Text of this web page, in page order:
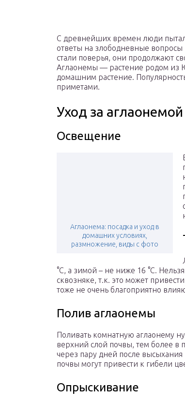
С древнейших времен люди
ответы на злободневные
стали поверья, они продолжают
Аглаонемы — растение родом из
домашним растение.
приметами.
Уход за
Освещение
Аглаонема: посадка и уход в
домашних условиях,
размножение, виды с фото
°C, а зимой – не ниже 16 °C.
сквозняке, т.к. это может
тоже не очень благоприятно
Полив аглаонемы
Поливать комнатную аглаонему
верхний слой почвы, тем более в
через пару дней после
почвы могут привести к гибели
Опрыскивание